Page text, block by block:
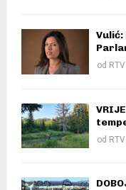
Vulić:
od
od